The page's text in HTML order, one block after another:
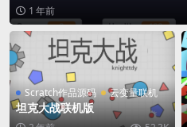
1 年前
Scratch作品源码 云变量联机
坦克大战联机版